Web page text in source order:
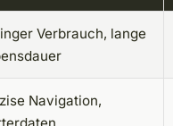
Verbrauch, lange
Navigation,